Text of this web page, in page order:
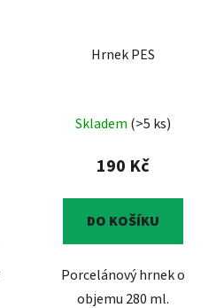
Hrnek PES
Skladem (>5 ks)
190 Kč
DO KOŠÍKU
Porcelánový hrnek o
objemu 280 ml.